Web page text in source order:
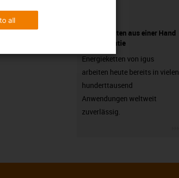
Komponenten aus einer Hand
- mit Garantie
Energieketten von igus
arbeiten heute bereits in vielen
hunderttausend
Anwendungen weltweit
zuverlässig.
all